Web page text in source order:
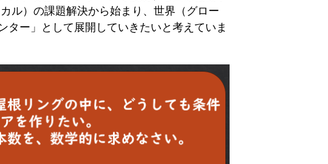
ル）の課題解決から始まり、世界（グロー
ー」として展開していきたいと考えていま